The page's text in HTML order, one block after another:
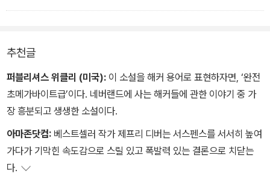
크. 무슨 일이 벌어지고 있는 거라고.”
“벌어지고 있는 일은요.”
질레트가 주장했다.
“난 내가 무슨 일을 하고 있는지 알고 있다는 거예요. 해커라면 기계
“동의해.”
비숍이 말했다.
셸턴은 하는 수 없다는 듯 팔을 들어 올려 보였다. 스티븐 밀러의 표정
질레트는 다른 메시지를 타이핑하고 리턴키를 눌렀다.
“제발.”
질레트는 속삭임으로 재촉했다.
“제발… 내게 말을 걸어줘.”
트리플-X: 이제야 타이핑 하는 게 훨씬 낫군. 문법이랑 철자도 그렇
퍼스에 들어가 있을 지도 모릅니다!”
하지만 베이클은 눈 하나 깜짝 않고 그녀의 말을 뭉개버리고 질레트
를 일으켜 세워 의자로 밀어붙였다. 그리고는 무전기를 꺼내서 켜고
는 말했다.
“베이클이 23반에 알린다. 용의자를 체포했다. 놈을 데리고 가도록.”
“알겠습니다.”
지직거리는 대답이 들려왔다.
“함정을 판 거야! 같은 새끼, 오랫동안 이 순간이 올 때만 기다린 거
추천글
퍼블리셔스 위클리 (미국): 이 소설을 해커 용어로 표현하자면, ‘완전
초메가바이트급’이다. 네버랜드에 사는 해커들에 관한 이야기 중 가
장 흥분되고 생생한 소설이다.
아마존닷컴: 베스트셀러 작가 제프리 디버는 서스펜스를 서서히 높여
가다가 기막힌 속도감으로 스릴 있고 폭발력 있는 결론으로 치닫는
다.